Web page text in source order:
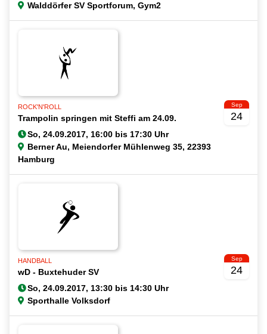
Walddörfer SV Sportforum, Gym2
ROCK'N'ROLL
Trampolin springen mit Steffi am 24.09.
Berner Au, Meiendorfer Mühlenweg 35, 22393
Hamburg
Sep
24
HANDBALL
wD - Buxtehuder SV
Sporthalle Volksdorf
Sep
24